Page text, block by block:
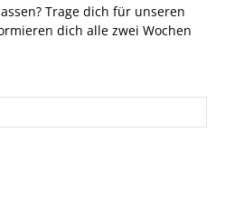
Trage dich für unseren
dich alle zwei Wochen